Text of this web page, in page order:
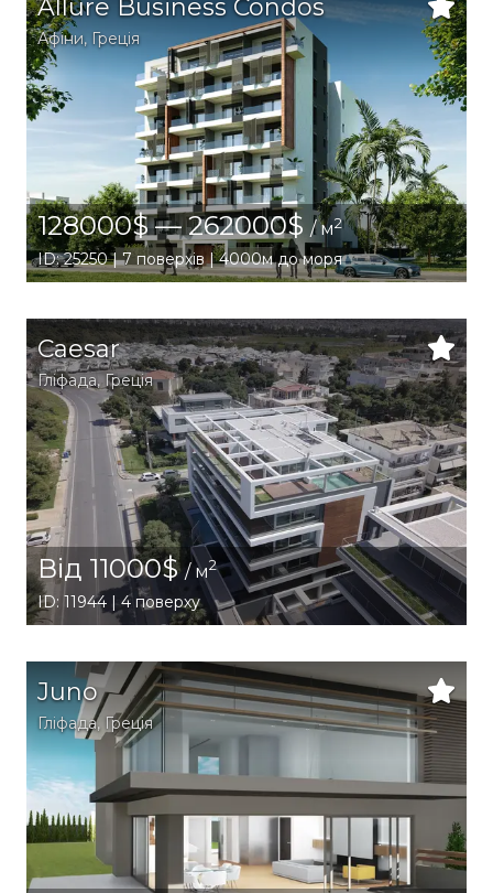
Allure Business Condos
Афіни, Греція
128000$ — 262000$ / м2
ID: 25250 | 7 поверхів | 4000м до моря
Caesar
Гліфада,Греція
Від 11000$ / м2
ID: 11944 | 4 поверху
Juno
Гліфада, Греція